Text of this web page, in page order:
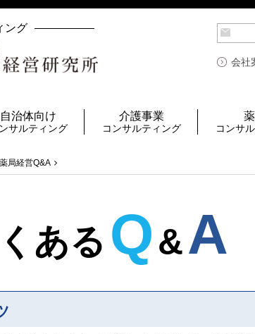
ング
会社
自治体向け
サルティング
介護事業
コンサルティング コンサ
薬局経営Q&A
ある Q&A